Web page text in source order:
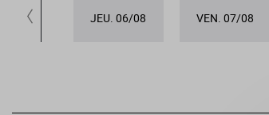
JEU. 06/08 VEN. 07/08